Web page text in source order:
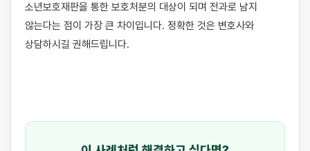
소년보호재판을 통한 보호처분의 대상이 되며 전과로 남지
않는다는 점이 가장 큰 차이입니다. 정확한 것은 변호사와
상담하시길 권해드립니다.